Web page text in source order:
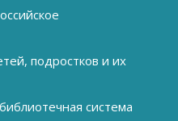
подростков и их
система